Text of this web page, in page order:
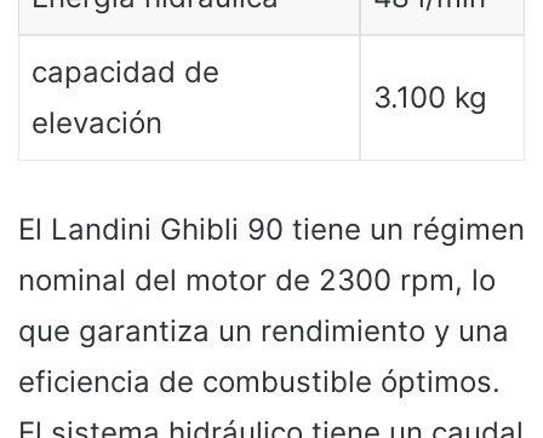
capacidad de
elevación
3.100 kg
El Landini Ghibli 90 tiene un régimen
nominal del motor de 2300 rpm, lo
que garantiza un rendimiento y una
eficiencia de combustible óptimos.